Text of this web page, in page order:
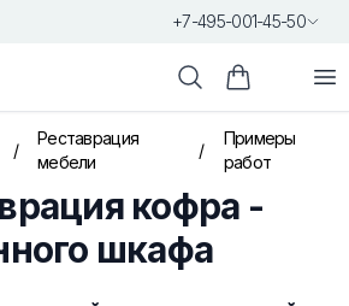
+7-495-001-45-50
ПоискКорзина
/
Реставрация
мебели
/
Примеры
работ
кофра -
шкафа